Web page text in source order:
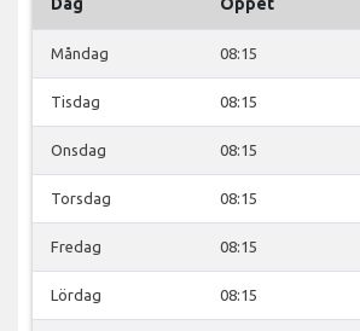
Måndag 08:15
Tisdag 08:15
Onsdag 08:15
Torsdag 08:15
Fredag 08:15
Lördag 08:15